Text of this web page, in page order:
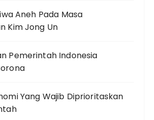
Aneh Pada Masa
Kim Jong Un
Pemerintah Indonesia
Yang Wajib Diprioritaskan